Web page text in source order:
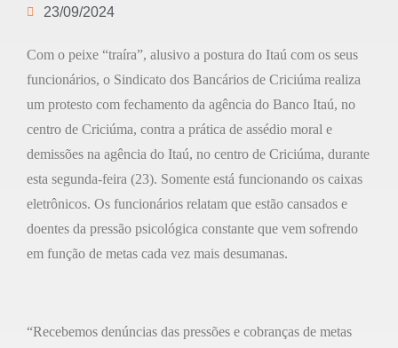
23/09/2024
Com o peixe “traíra”, alusivo a postura do Itaú com os seus
funcionários, o Sindicato dos Bancários de Criciúma realiza
um protesto com fechamento da agência do Banco Itaú, no
centro de Criciúma, contra a prática de assédio moral e
demissões na agência do Itaú, no centro de Criciúma, durante
esta segunda-feira (23). Somente está funcionando os caixas
eletrônicos. Os funcionários relatam que estão cansados e
doentes da pressão psicológica constante que vem sofrendo
em função de metas cada vez mais desumanas.
“Recebemos denúncias das pressões e cobranças de metas